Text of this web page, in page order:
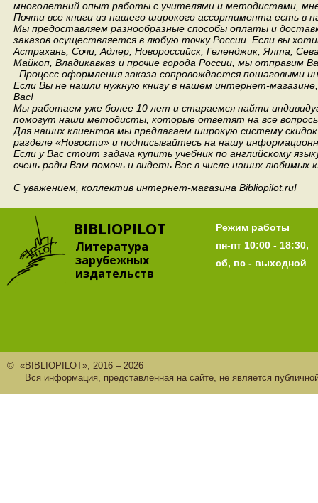
многолетний опыт работы с учителями и методистами,
Почти все книги из нашего широкого ассортимента есть в
Мы предоставляем разнообразные способы оплаты и
заказов осуществляется в любую точку России. Если вы
Астрахань, Сочи, Адлер, Новороссийск, Геленджик, Ялта,
Майкоп, Владикавказ и прочие города России, мы отправим
Процесс оформления заказа сопровождается пошаговыми
Если Вы не нашли нужную книгу в нашем интернет-
Вас!
Мы работаем уже более 10 лет и стараемся найти
помогут наши методисты, которые ответят на все
Для наших клиентов мы предлагаем широкую систему
разделе «Новости» и подписывайтесь на нашу
Если у Вас стоит задача купить учебник по английскому
очень рады Вам помочь и видеть Вас в числе наших любимых
С уважением, коллектив интернет-магазина Bibliopilot.ru!
BIBLIOPILOT
Литература
зарубежных
издательств
Режим работы
пн-пт 10:00 - 18:30,
сб, вс - выходной
© «BIBLIOPILOT», 2016 – 2026
Вся информация, представленная на сайте, не является